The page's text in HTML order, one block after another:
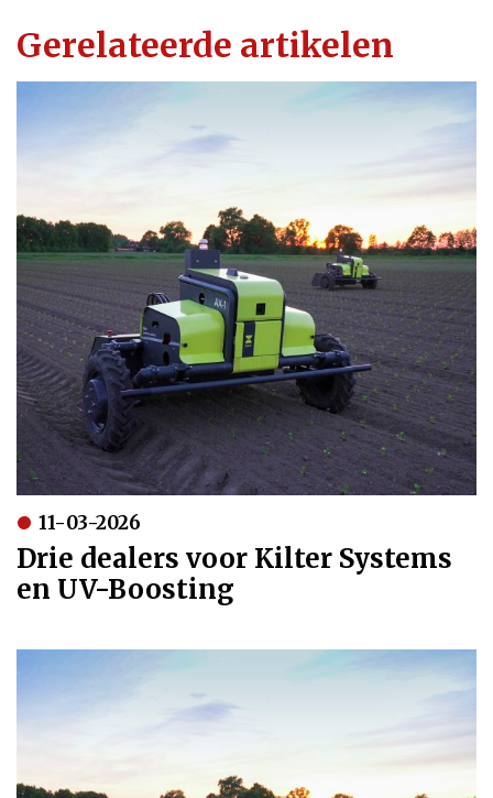
Gerelateerde artikelen
11-03-2026
Drie dealers voor Kilter Systems
en UV-Boosting